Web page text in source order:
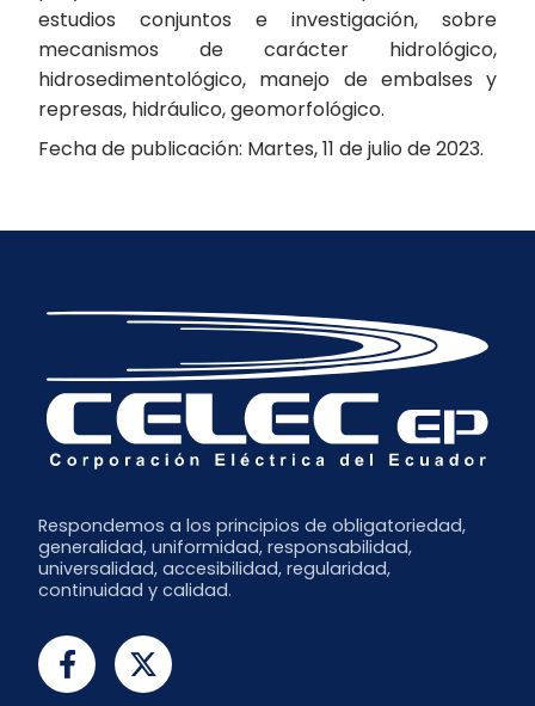
estudios conjuntos e investigación, sobre
mecanismos de carácter hidrológico,
hidrosedimentológico, manejo de embalses y
represas, hidráulico, geomorfológico.
Fecha de publicación: Martes, 11 de julio de 2023.
Respondemos a los principios de obligatoriedad,
generalidad, uniformidad, responsabilidad,
universalidad, accesibilidad, regularidad,
continuidad y calidad.